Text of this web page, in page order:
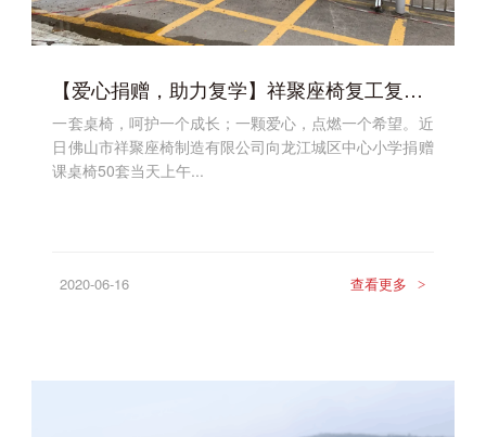
【爱心捐赠，助力复学】祥聚座椅复工复产后的那些事
一套桌椅，呵护一个成长；一颗爱心，点燃一个希望。近
日佛山市祥聚座椅制造有限公司向龙江城区中心小学捐赠
课桌椅50套当天上午...
2020-06-16 查看更多 >